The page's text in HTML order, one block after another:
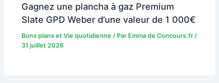
Gagnez une plancha à gaz Premium
Slate GPD Weber d’une valeur de 1 000€
Bons plans et Vie quotidienne / Par Emma de Concours.fr/
31 juillet 2026